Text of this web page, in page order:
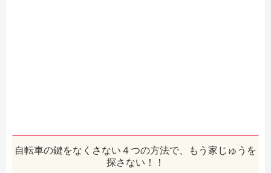
自転車の鍵をなくさない４つの方法で、もう家じゅうを
探さない！！